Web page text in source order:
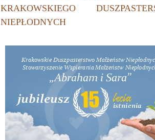
KRAKOWSKIEGO
NIEPŁODNYCH